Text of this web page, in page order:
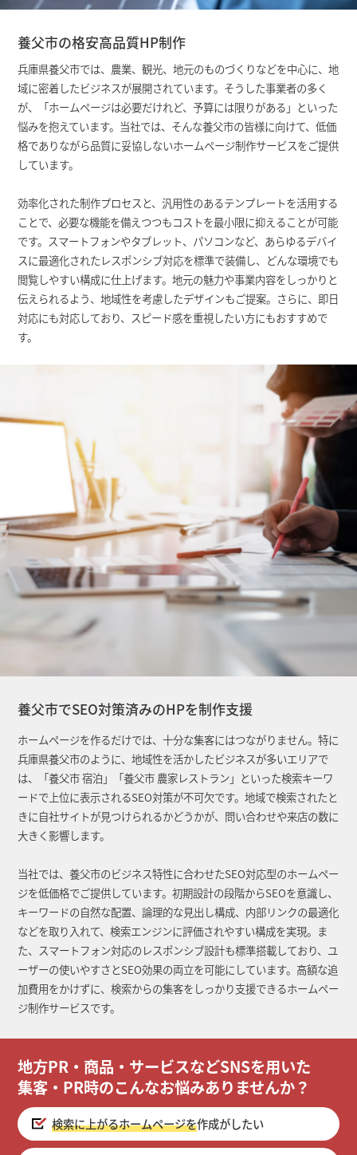
養父市の格安高品質HP制作
兵庫県養父市では、農業、観光、地元のものづくりなどを中心に、地
域に密着したビジネスが展開されています。そうした事業者の多く
が、「ホームページは必要だけれど、予算には限りがある」といった
悩みを抱えています。当社では、そんな養父市の皆様に向けて、低価
格でありながら品質に妥協しないホームページ制作サービスをご提供
しています。
効率化された制作プロセスと、汎用性のあるテンプレートを活用する
ことで、必要な機能を備えつつもコストを最小限に抑えることが可能
です。スマートフォンやタブレット、パソコンなど、あらゆるデバイ
スに最適化されたレスポンシブ対応を標準で装備し、どんな環境でも
閲覧しやすい構成に仕上げます。地元の魅力や事業内容をしっかりと
伝えられるよう、地域性を考慮したデザインもご提案。さらに、即日
対応にも対応しており、スピード感を重視したい方にもおすすめで
す。
養父市でSEO対策済みのHPを制作支援
ホームページを作るだけでは、十分な集客にはつながりません。特に
兵庫県養父市のように、地域性を活かしたビジネスが多いエリアで
は、「養父市 宿泊」「養父市 農家レストラン」といった検索キーワ
ードで上位に表示されるSEO対策が不可欠です。地域で検索されたと
きに自社サイトが見つけられるかどうかが、問い合わせや来店の数に
大きく影響します。
当社では、養父市のビジネス特性に合わせたSEO対応型のホームペー
ジを低価格でご提供しています。初期設計の段階からSEOを意識し、
キーワードの自然な配置、論理的な見出し構成、内部リンクの最適化
などを取り入れて、検索エンジンに評価されやすい構成を実現。ま
た、スマートフォン対応のレスポンシブ設計も標準搭載しており、ユ
ーザーの使いやすさとSEO効果の両立を可能にしています。高額な追
加費用をかけずに、検索からの集客をしっかり支援できるホームペー
ジ制作サービスです。
地方PR・商品・サービスなどSNSを用いた
集客・PR時のこんなお悩みありませんか？
検索に上がるホームページを作成がしたい